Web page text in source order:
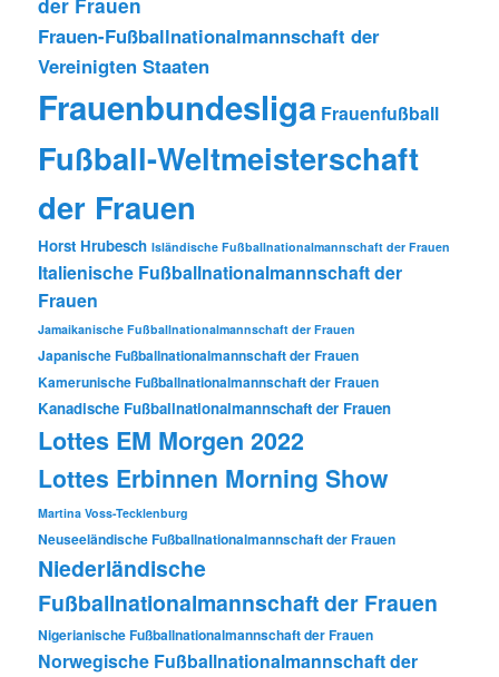
Frauen-Fußballnationalmannschaft der
Vereinigten Staaten
Frauenbundesliga Frauenfußball
Fußball-Weltmeisterschaft
der Frauen
Horst Hrubesch Isländische Fußballnationalmannschaft der Frauen
Italienische Fußballnationalmannschaft der
Frauen
Jamaikanische Fußballnationalmannschaft der Frauen
Japanische Fußballnationalmannschaft der Frauen
Kamerunische Fußballnationalmannschaft der Frauen
Kanadische Fußballnationalmannschaft der Frauen
Lottes EM Morgen 2022
Lottes Erbinnen Morning Show
Martina Voss-Tecklenburg
Neuseeländische Fußballnationalmannschaft der Frauen
Niederländische
Fußballnationalmannschaft der Frauen
Nigerianische Fußballnationalmannschaft der Frauen
Norwegische Fußballnationalmannschaft der